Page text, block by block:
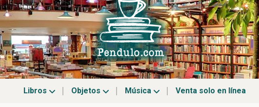
Libros Objetos Música Venta solo en línea